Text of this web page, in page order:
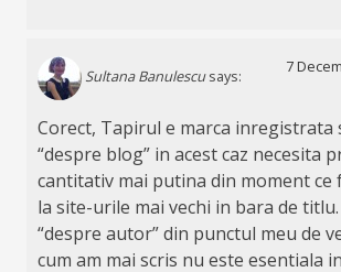
Sultana Banulescu says:
7
Corect, Tapirul e marca inregistrata
“despre blog” in acest caz necesita
cantitativ mai putina din moment ce
la site-urile mai vechi in bara de
“despre autor” din punctul meu de
cum am mai scris nu este esentiala